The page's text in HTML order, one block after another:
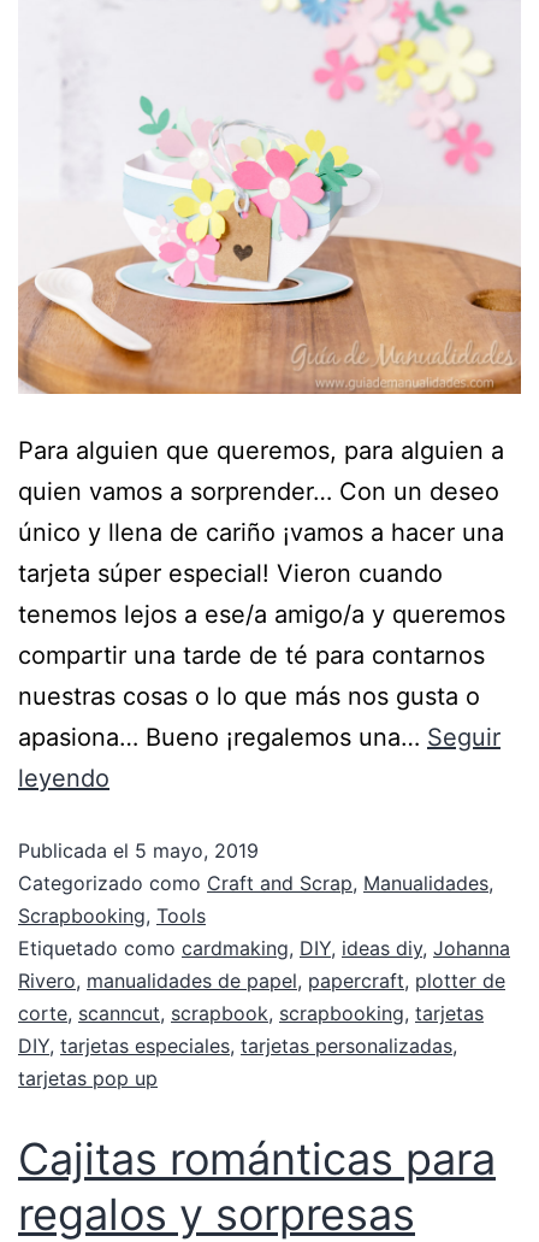
Para alguien que queremos, para alguien a
quien vamos a sorprender… Con un deseo
único y llena de cariño ¡vamos a hacer una
tarjeta súper especial! Vieron cuando
tenemos lejos a ese/a amigo/a y queremos
compartir una tarde de té para contarnos
nuestras cosas o lo que más nos gusta o
apasiona… Bueno ¡regalemos una… Seguir
leyendo
Publicada el 5 mayo, 2019
Categorizado como Craft and Scrap, Manualidades,
Scrapbooking, Tools
Etiquetado como cardmaking, DIY, ideas diy, Johanna
Rivero, manualidades de papel, papercraft, plotter de
corte, scanncut, scrapbook, scrapbooking, tarjetas
DIY, tarjetas especiales, tarjetas personalizadas,
tarjetas pop up
Cajitas románticas para
regalos y sorpresas